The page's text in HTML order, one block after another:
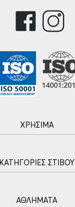
ΧΡΗΣΙΜΑ
Τρόποι Πληρωμής
ΚΑΤΗΓΟΡΙΕΣ ΣΤΙΒΟΥ
ΑΘΛΗΜΑΤΑ